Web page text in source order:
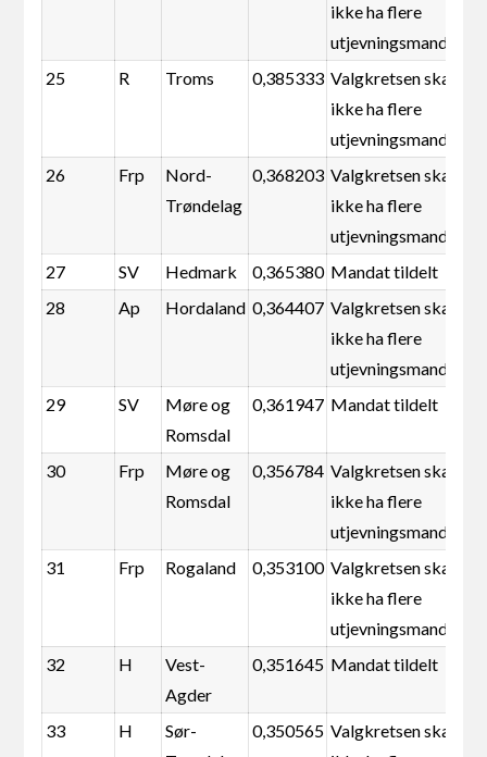
ikke ha flere
utjevningsmandater
25
R Troms 0,385333 Valgkretsen skal
ikke ha flere
utjevningsmandater
26
Frp
Nord-
Trøndelag
0,368203 Valgkretsen skal
ikke ha flere
utjevningsmandater
27
SV Hedmark 0,365380 Mandat tildelt
28
Ap Hordaland 0,364407 Valgkretsen skal
ikke ha flere
utjevningsmandater
29
SV
Møre og
Romsdal
0,361947 Mandat tildelt
30 Frp
Møre og
Romsdal
0,356784 Valgkretsen skal
ikke ha flere
utjevningsmandater
31
Frp Rogaland 0,353100 Valgkretsen skal
ikke ha flere
utjevningsmandater
32
H
Vest-
Agder
0,351645 Mandat tildelt
33 H
Sør-
0,350565 Valgkretsen skal